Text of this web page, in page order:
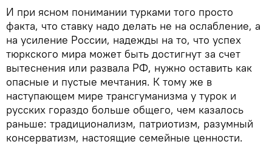
И при ясном понимании турками того просто
факта, что ставку надо делать не на ослабление, а
на усиление России, надежды на то, что успех
тюркского мира может быть достигнут за счет
вытеснения или развала РФ, нужно оставить как
опасные и пустые мечтания. К тому же в
наступающем мире трансгуманизма у турок и
русских гораздо больше общего, чем казалось
раньше: традиционализм, патриотизм, разумный
консерватизм, настоящие семейные ценности.